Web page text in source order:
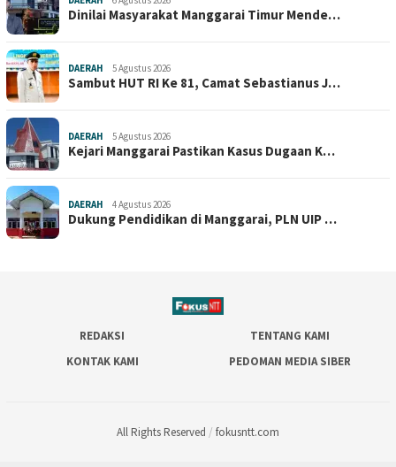
Dinilai Masyarakat Manggarai Timur Mende…
DAERAH 5 Agustus 2026
Sambut HUT RI Ke 81, Camat Sebastianus J…
DAERAH 5 Agustus 2026
Kejari Manggarai Pastikan Kasus Dugaan K…
DAERAH 4 Agustus 2026
Dukung Pendidikan di Manggarai, PLN UIP …
REDAKSI
TENTANG KAMI
KONTAK KAMI
PEDOMAN MEDIA SIBER
All Rights Reserved / fokusntt.com